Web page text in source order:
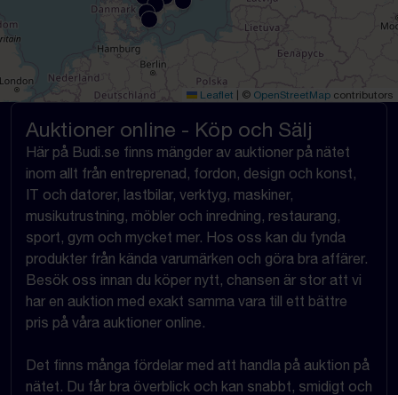
Leaflet | © OpenStreetMap contributors
Auktioner online - Köp och Sälj
Här på Budi.se finns mängder av auktioner på nätet
inom allt från entreprenad, fordon, design och konst,
IT och datorer, lastbilar, verktyg, maskiner,
musikutrustning, möbler och inredning, restaurang,
sport, gym och mycket mer. Hos oss kan du fynda
produkter från kända varumärken och göra bra affärer.
Besök oss innan du köper nytt, chansen är stor att vi
har en auktion med exakt samma vara till ett bättre
pris på våra auktioner online.
Det finns många fördelar med att handla på auktion på
nätet. Du får bra överblick och kan snabbt, smidigt och